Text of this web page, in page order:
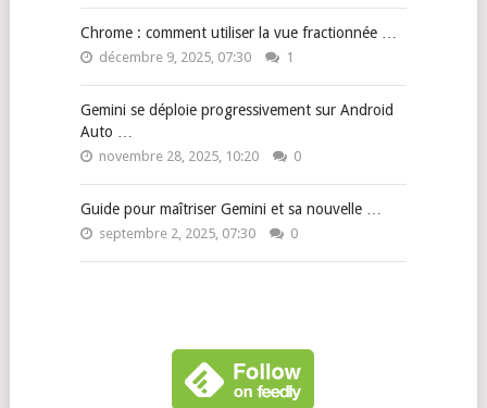
Chrome : comment utiliser la vue fractionnée …
décembre 9, 2025, 07:30 1
Gemini se déploie progressivement sur Android
Auto …
novembre 28, 2025, 10:20 0
Guide pour maîtriser Gemini et sa nouvelle …
septembre 2, 2025, 07:30 0